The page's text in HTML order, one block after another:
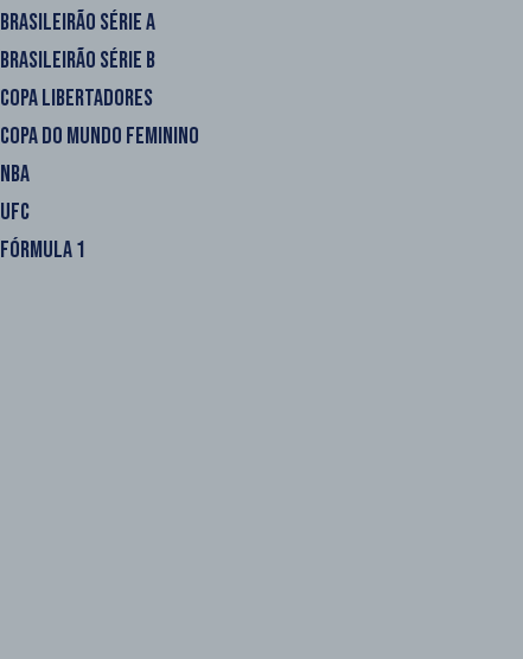
BRASILEIRÃO SÉRIE A
BRASILEIRÃO SÉRIE B
COPA LIBERTADORES
COPA DO MUNDO FEMININO
NBA
UFC
FÓRMULA 1